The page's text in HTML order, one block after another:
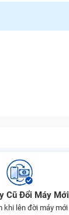
Cũ Đổi Máy Mới
khi lên đời máy mới